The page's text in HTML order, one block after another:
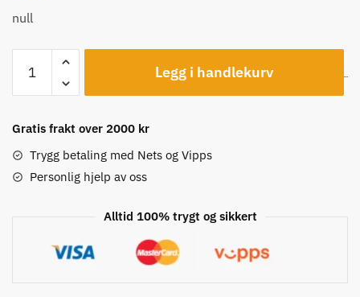
null
PC-
1091R
delt
Kjede
antall
Legg i handlekurv
Gratis frakt over 2000 kr
Trygg betaling med Nets og Vipps
Personlig hjelp av oss
Alltid 100% trygt og sikkert